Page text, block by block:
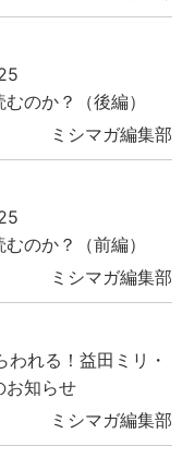
のか？（後編）
ミシマガ編集部
のか？（前編）
ミシマガ編集部
れる！益田ミリ・
お知らせ
ミシマガ編集部